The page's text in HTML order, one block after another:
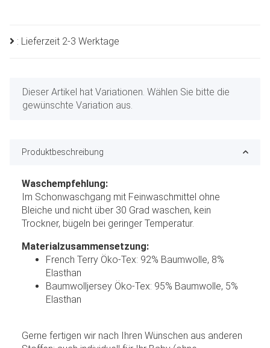
: Lieferzeit 2-3 Werktage
x
Dieser Artikel hat Variationen. Wählen Sie bitte die
gewünschte Variation aus.
Produktbeschreibung
Waschempfehlung:
Im Schonwaschgang mit Feinwaschmittel ohne
Bleiche und nicht über 30 Grad waschen, kein
Trockner, bügeln bei geringer Temperatur.
Materialzusammensetzung:
French Terry Öko-Tex: 92% Baumwolle, 8%
Elasthan
Baumwolljersey Öko-Tex: 95% Baumwolle, 5%
Elasthan
Gerne fertigen wir nach Ihren Wünschen aus anderen